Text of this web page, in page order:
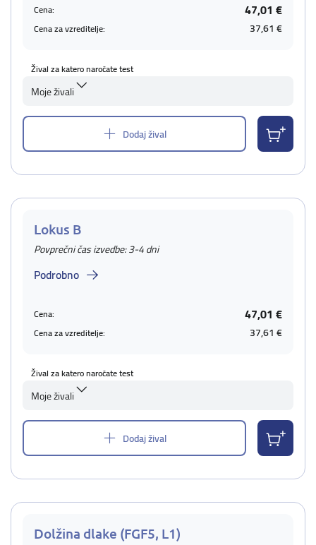
Cena: 47,01 €
Cena za vzreditelje: 37,61 €
Žival za katero naročate test
Moje živali
Dodaj žival
Lokus B
Povprečni čas izvedbe: 3-4 dni
Podrobno
Cena: 47,01 €
Cena za vzreditelje: 37,61 €
Žival za katero naročate test
Moje živali
Dodaj žival
Dolžina dlake (FGF5, L1)